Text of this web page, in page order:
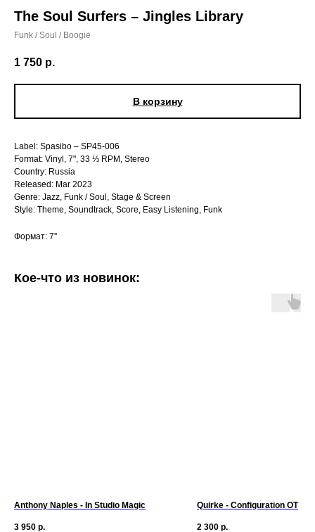
The Soul Surfers – Jingles Library
Funk / Soul / Boogie
1 750 р.
В корзину
Label: Spasibo – SP45-006
Format: Vinyl, 7", 33 ⅓ RPM, Stereo
Country: Russia
Released: Mar 2023
Genre: Jazz, Funk / Soul, Stage & Screen
Style: Theme, Soundtrack, Score, Easy Listening, Funk
Формат: 7''
Кое-что из новинок:
Anthony Naples - In Studio Magic
3 950 р.
Quirke - Configuration OT
2 300 р.